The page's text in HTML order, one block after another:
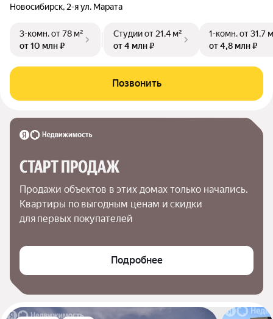
Новосибирск, 2-я ул. Марата
3-комн.от 78 м²
от 10 млн ₽
Студииот 21,4 м²
от 4 млн ₽
1-комн.от 31,7
от 4,8 млн ₽
Позвонить
СТАРТ ПРОДАЖ
Продажи объектов в этих домах только начались.
Квартиры по выгодным ценам и скидки
для первых покупателей
Подробнее